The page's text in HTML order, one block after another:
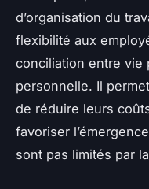
d’organisation du
flexibilité aux
conciliation entre vie
personnelle. Il
de réduire leurs
favoriser
sont pas limités par